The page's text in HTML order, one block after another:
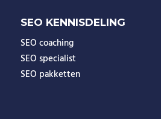
SEO KENNISDELING
SEO coaching
SEO specialist
SEO pakketten